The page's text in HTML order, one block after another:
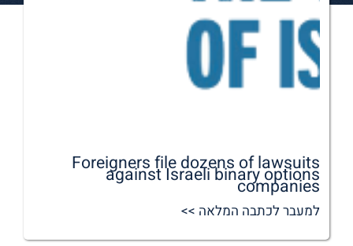
Foreigners file dozens of lawsuits
against Israeli binary options
companies
למעבר לכתבה המלאה >>